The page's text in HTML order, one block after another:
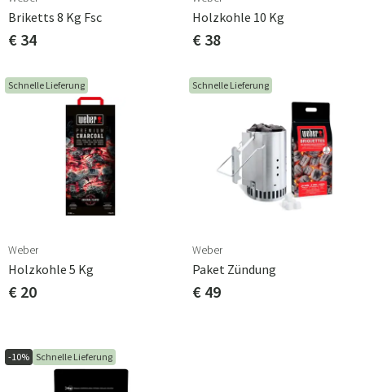
Briketts 8 Kg Fsc
€ 34
Holzkohle 10 Kg
€ 38
Schnelle Lieferung
Weber
Holzkohle 5 Kg
€ 20
Schnelle Lieferung
Weber
Paket Zündung
€ 49
-10% Schnelle Lieferung